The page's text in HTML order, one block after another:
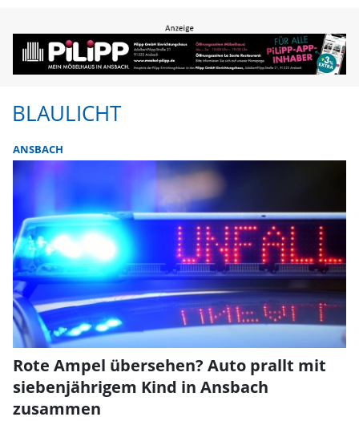
BLAULICHT
ANSBACH
Rote Ampel übersehen? Auto prallt mit
siebenjährigem Kind in Ansbach
zusammen